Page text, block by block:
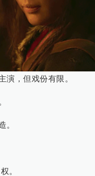
演，但戏份有限。
。
。